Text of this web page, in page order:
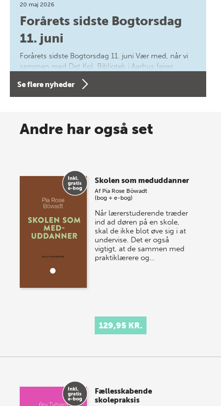
20 maj 2026
Forårets sidste Bogtorsdag
11. juni
Forårets sidste Bogtorsdag 11. juni Vær med, når vi
sammen med Det Kgl. Bibliotek i Aarhus fejrer
forfatterne bag vores nyes…
Spar op til 70% til sommer-
store sommer-lagersalg, så sæt kryds i kalenderen
onsdag den 10. j…
Se flere nyheder
Andre har også set
Skolen som meduddanner
Af Pia Rose Böwadt
(bog + e-bog)
Når lærerstuderende træder
ind ad døren på en skole,
skal de ikke blot øve sig i at
undervise. Det er også
vigtigt, at de sammen med
praktiklærere og…
129,95 KR.
Fællesskabende
skolepraksis